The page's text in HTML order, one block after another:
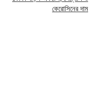
কেরোসিনের দাম